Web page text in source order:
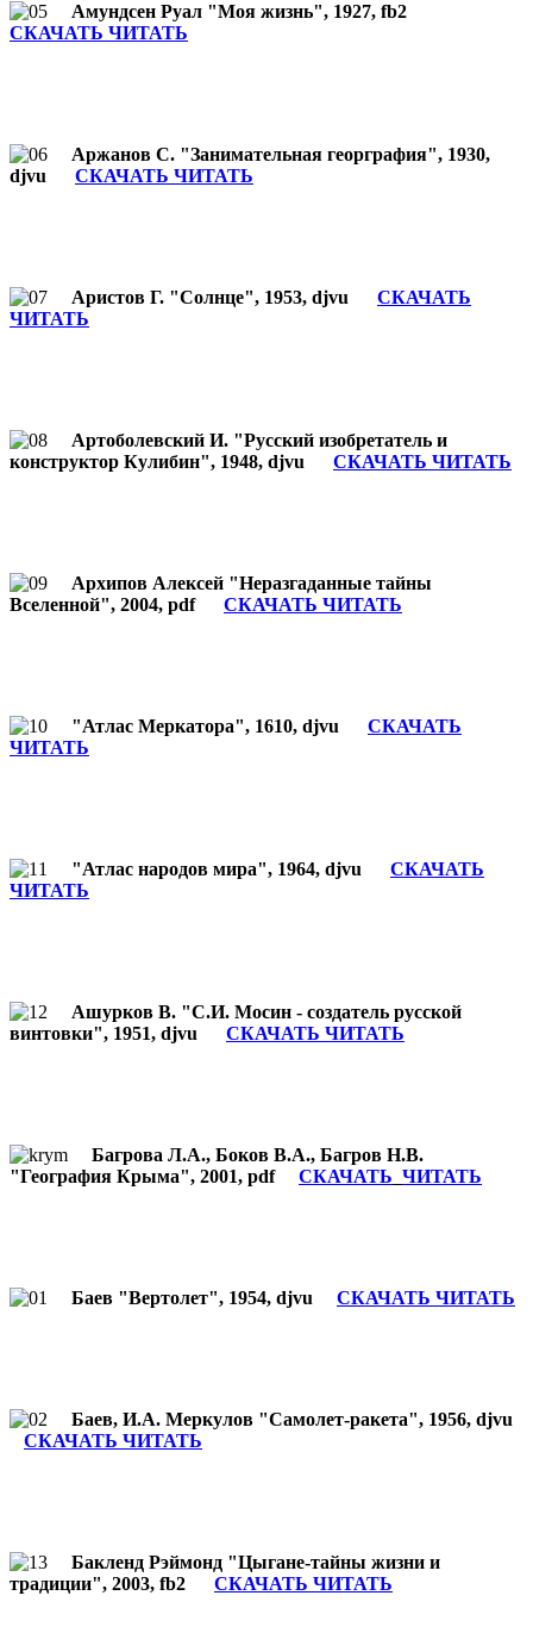
Амундсен Руал "Моя жизнь", 1927, fb2
СКАЧАТЬ ЧИТАТЬ
Аржанов С. "Занимательная георграфия", 1930,
djvu СКАЧАТЬ ЧИТАТЬ
Аристов Г. "Солнце", 1953, djvu СКАЧАТЬ
ЧИТАТЬ
Артоболевский И. "Русский изобретатель и
конструктор Кулибин", 1948, djvu СКАЧАТЬ ЧИТАТЬ
Архипов Алексей "Неразгаданные тайны
Вселенной", 2004, pdf СКАЧАТЬ ЧИТАТЬ
"Атлас Меркатора", 1610, djvu СКАЧАТЬ
ЧИТАТЬ
"Атлас народов мира", 1964, djvu СКАЧАТЬ
ЧИТАТЬ
Ашурков В. "С.И. Мосин - создатель русской
винтовки", 1951, djvu СКАЧАТЬ ЧИТАТЬ
Багрова Л.А., Боков В.А., Багров Н.В.
"География Крыма", 2001, pdf СКАЧАТЬ ЧИТАТЬ
Баев "Вертолет", 1954, djvu СКАЧАТЬ ЧИТАТЬ
Баев, И.А. Меркулов "Самолет-ракета", 1956, djvu
СКАЧАТЬ ЧИТАТЬ
Бакленд Рэймонд "Цыгане-тайны жизни и
традиции", 2003, fb2 СКАЧАТЬ ЧИТАТЬ